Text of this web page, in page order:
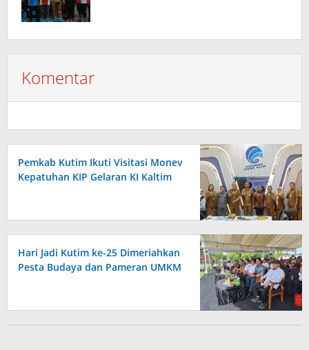
Komentar
Pemkab Kutim Ikuti Visitasi Monev
Kepatuhan KIP Gelaran KI Kaltim
Hari Jadi Kutim ke-25 Dimeriahkan
Pesta Budaya dan Pameran UMKM